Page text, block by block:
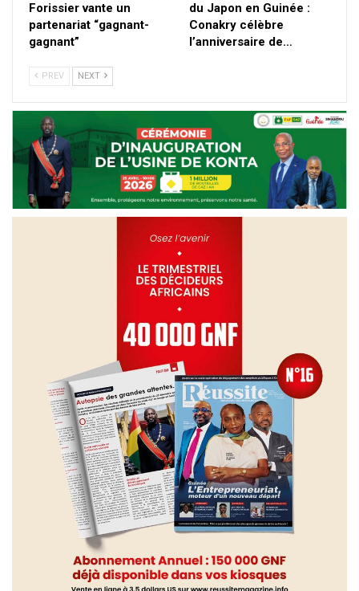
Forissier vante un
partenariat “gagnant-
gagnant”
du Japon en Guinée :
Conakry célèbre
l’anniversaire de…
PREV NEXT